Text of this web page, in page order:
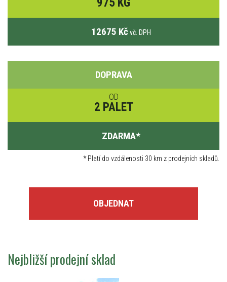
975 KG
12675 Kč vč. DPH
DOPRAVA
OD
2 PALET
ZDARMA*
*Platí do vzdálenosti 30 km z prodejních skladů.
OBJEDNAT
Nejbližší prodejní sklad